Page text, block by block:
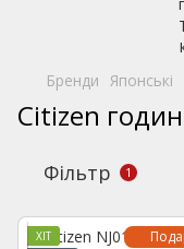
Бренди Японські
Citizen
Фільтр 1
ХІТ